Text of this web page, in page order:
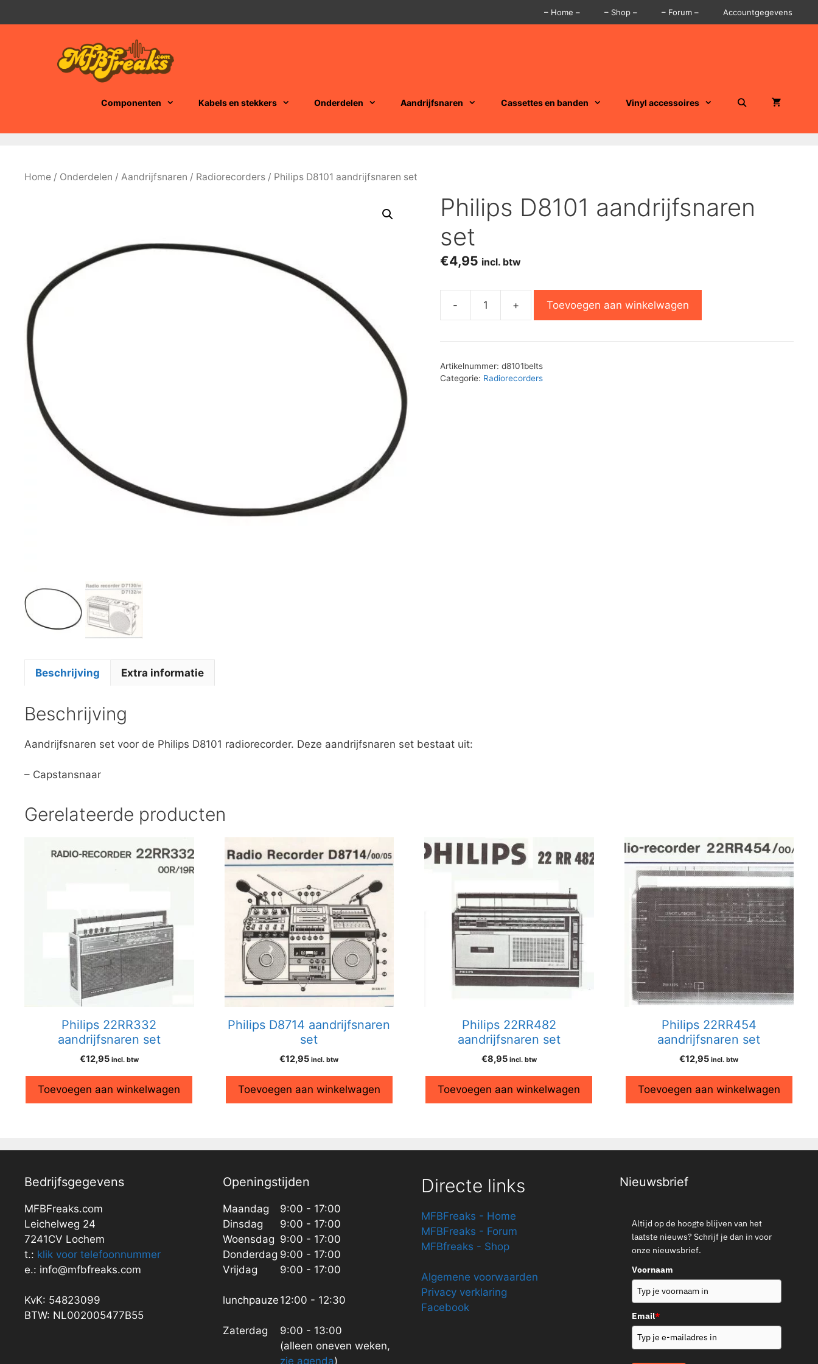
naar
– Home – – Shop – – Forum – Accountgegevens
Componenten Kabels en stekkers Onderdelen Aandrijfsnaren Cassettes en banden Vinyl accessoires
Home / Onderdelen / Aandrijfsnaren / Radiorecorders / Philips D8101 aandrijfsnaren set
Philips D8101 aandrijfsnaren
set
€4,95 incl. btw
-
aandrijfsnaren
aantal
+ Toevoegen aan winkelwagen
Artikelnummer: d8101belts
Categorie: Radiorecorders
Beschrijving Extra informatie
Beschrijving
Aandrijfsnaren set voor de Philips D8101 radiorecorder. Deze aandrijfsnaren set bestaat uit:
– Capstansnaar
Gerelateerde producten
Philips 22RR332
aandrijfsnaren set
€12,95 incl. btw
Toevoegen aan winkelwagen
Philips D8714 aandrijfsnaren
set
€12,95 incl. btw
Toevoegen aan winkelwagen
Philips 22RR482
aandrijfsnaren set
€8,95 incl. btw
Toevoegen aan winkelwagen
Philips 22RR454
aandrijfsnaren set
€12,95 incl. btw
Toevoegen aan winkelwagen
Bedrijfsgegevens
MFBFreaks.com
Leichelweg 24
7241CV Lochem
t.: klik voor telefoonnummer
e.: info@mfbfreaks.com
KvK: 54823099
BTW: NL002005477B55
Openingstijden
Maandag
Dinsdag
Woensdag
Donderdag
Vrijdag
lunchpauze
Zaterdag
9:00 - 17:00
9:00 - 17:00
9:00 - 17:00
9:00 - 17:00
9:00 - 17:00
12:00 - 12:30
9:00 - 13:00
(alleen oneven weken,
zie agenda)
Directe links
MFBFreaks - Home
MFBFreaks - Forum
MFBfreaks - Shop
Algemene voorwaarden
Privacy verklaring
Facebook
Nieuwsbrief
Altijd op de hoogte blijven van het
laatste nieuws? Schrijf je dan in voor
onze nieuwsbrief.
Voornaam
Email*